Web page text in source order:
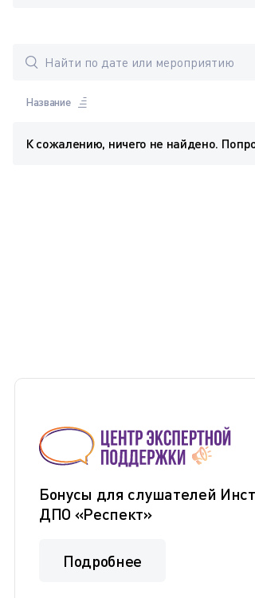
Название
К сожалению, ничего не найдено.
Бонусы для слушателей
ДПО «Респект»
Подробнее